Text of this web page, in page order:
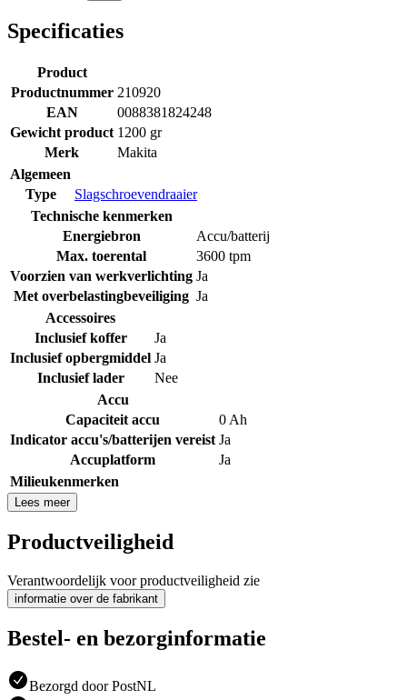
Specificaties
Product
Productnummer 210920
EAN
0088381824248
Gewicht product 1200 gr
Merk
Makita
Algemeen
Type
Slagschroevendraaier
Technische kenmerken
Energiebron
Accu/batterij
Max. toerental
3600 tpm
Voorzien van werkverlichting Ja
Met overbelastingbeveiliging Ja
Accessoires
Inclusief koffer
Ja
Inclusief opbergmiddel Ja
Inclusief lader
Nee
Accu
Capaciteit accu
0 Ah
Indicator accu's/batterijen vereist Ja
Accuplatform
Ja
Milieukenmerken
Lees meer
Productveiligheid
Verantwoordelijk voor productveiligheid zie
informatie over de fabrikant
Bestel- en bezorginformatie
Bezorgd door PostNL